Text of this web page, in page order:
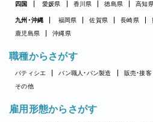
四国 愛媛県 香川県 徳島県 高知
九州・沖縄 福岡県 佐賀県 長崎県
鹿児島県
沖縄県
職種からさがす
パティシエ パン職人・パン製造 販売・接客
その他
雇用形態からさがす